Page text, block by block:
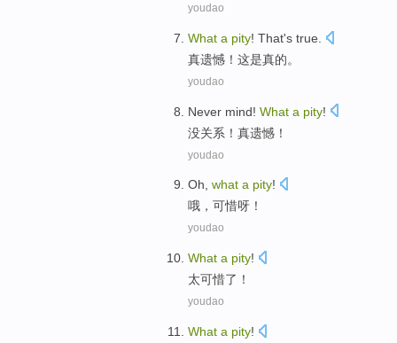
youdao
What a pity! That's true
真遗憾！ 这是真的。
youdao
Never mind! What a pity!
没关系 ！ 真遗憾！
youdao
Oh, what a pity!
哦 ， 可惜呀！
youdao
What a pity!
太可惜了！
youdao
What a pity!